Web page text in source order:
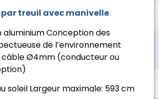
treuil avec manivelle
Conception des
de l’environnement
câble Ø4mm (conducteur ou
soleil Largeur maximale: 593 cm